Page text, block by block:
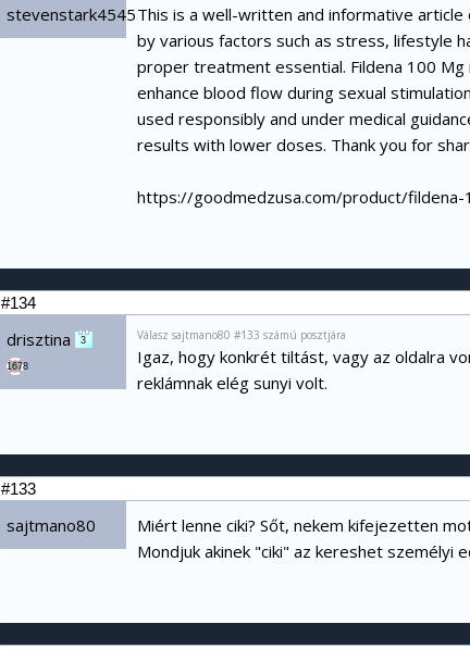
stevenstark4545This is a well-written and informative
by various factors such as stress, lifestyle
proper treatment essential. Fildena 100
enhance blood flow during sexual
used responsibly and under medical
results with lower doses. Thank you for
https://goodmedzusa.com/product/
#134
drisztina 3
1678
Válasz sajtmano80 #133 számú posztjára
Igaz, hogy konkrét tiltást, vagy az oldalra
reklámnak elég sunyi volt.
#133
sajtmano80
Miért lenne ciki? Sőt, nekem kifejezetten
Mondjuk akinek "ciki" az kereshet személyi